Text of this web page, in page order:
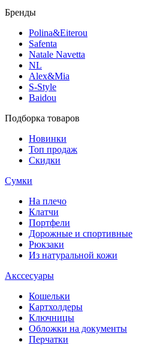
Бренды
Polina&Eiterou
Safenta
Natale Navetta
NL
Alex&Mia
S-Style
Baidou
Подборка товаров
Новинки
Топ продаж
Скидки
Сумки
На плечо
Клатчи
Портфели
Дорожные и спортивные
Рюкзаки
Из натуральной кожи
Акссесуары
Кошельки
Картхолдеры
Ключницы
Обложки на документы
Перчатки